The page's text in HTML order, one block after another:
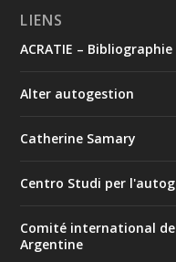
LIENS
ACRATIE –
Alter autogestion
Catherine Samary
Centro Studi per
Comité international
Argentine